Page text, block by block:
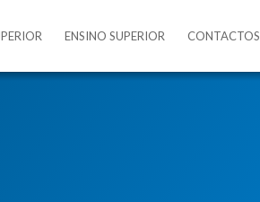
ENSINO SUPERIOR CONTACTOS